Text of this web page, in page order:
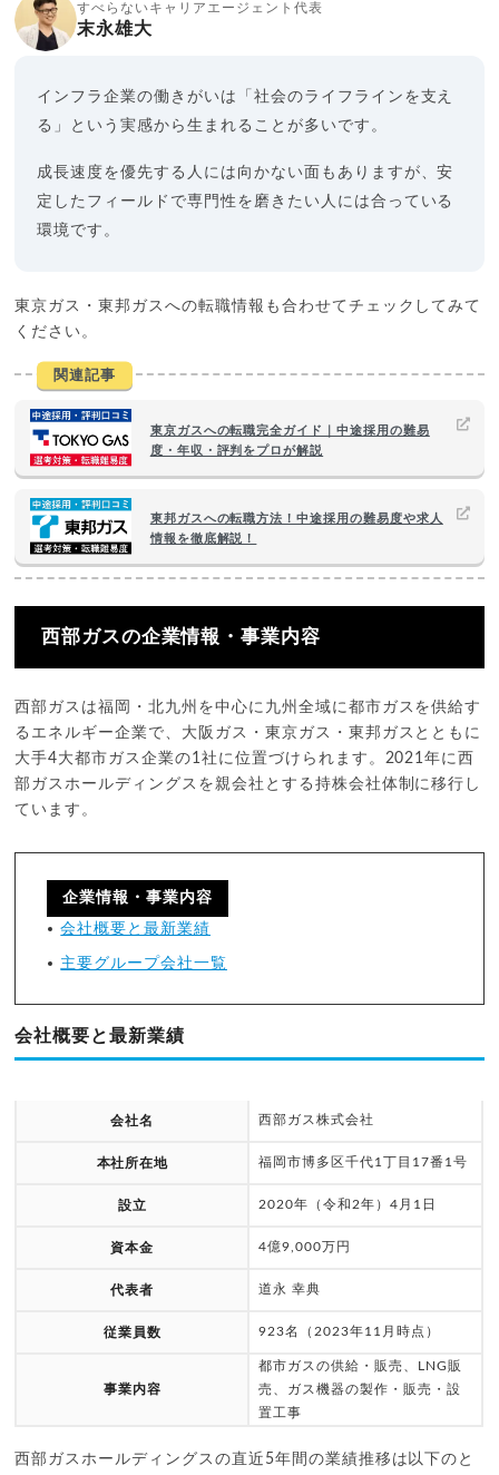
すべらないキャリアエージェント代表
末永雄大
インフラ企業の働きがいは「社会のライフラインを支え
る」という実感から生まれることが多いです。
成長速度を優先する人には向かない面もありますが、安
定したフィールドで専門性を磨きたい人には合っている
環境です。
東京ガス・東邦ガスへの転職情報も合わせてチェックしてみて
ください。
関連記事
東京ガスへの転職完全ガイド｜中途採用の難易
度・年収・評判をプロが解説
東邦ガスへの転職方法！中途採用の難易度や求人
情報を徹底解説！
西部ガスの企業情報・事業内容
西部ガスは福岡・北九州を中心に九州全域に都市ガスを供給す
るエネルギー企業で、大阪ガス・東京ガス・東邦ガスとともに
大手4大都市ガス企業の1社に位置づけられます。2021年に西
部ガスホールディングスを親会社とする持株会社体制に移行し
ています。
企業情報・事業内容
会社概要と最新業績
主要グループ会社一覧
会社概要と最新業績
会社名 西部ガス株式会社
本社所在地 福岡市博多区千代1丁目17番1号
設立 2020年（令和2年）4月1日
資本金 4億9,000万円
代表者 道永 幸典
従業員数 923名（2023年11月時点）
事業内容
都市ガスの供給・販売、LNG販
売、ガス機器の製作・販売・設
置工事
西部ガスホールディングスの直近5年間の業績推移は以下のと